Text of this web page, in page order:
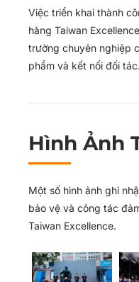
Việc triển khai thành
hàng Taiwan
trường chuyên nghiệp
phẩm và kết nối đối tác.
Hình Ảnh
Một số hình ảnh ghi
bảo vệ và công tác
Taiwan Excellence.